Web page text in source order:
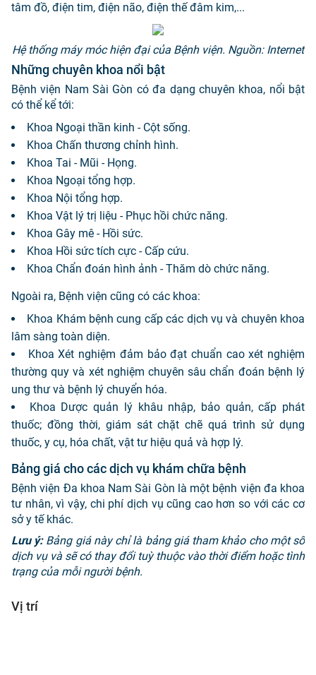
tâm đồ, điện tim, điện não, điện thế đâm kim,...
Hệ thống máy móc hiện đại của Bệnh viện. Nguồn: Internet
Những chuyên khoa nổi bật
Bệnh viện Nam Sài Gòn có đa dạng chuyên khoa, nổi bật
có thể kể tới:
Khoa Ngoại thần kinh - Cột sống.
Khoa Chấn thương chỉnh hình.
Khoa Tai - Mũi - Họng.
Khoa Ngoại tổng hợp.
Khoa Nội tổng hợp.
Khoa Vật lý trị liệu - Phục hồi chức năng.
Khoa Gây mê - Hồi sức.
Khoa Hồi sức tích cực - Cấp cứu.
Khoa Chẩn đoán hình ảnh - Thăm dò chức năng.
Ngoài ra, Bệnh viện cũng có các khoa:
Khoa Khám bệnh cung cấp các dịch vụ và chuyên khoa
lâm sàng toàn diện.
Khoa Xét nghiệm đảm bảo đạt chuẩn cao xét nghiệm
thường quy và xét nghiệm chuyên sâu chẩn đoán bệnh lý
ung thư và bệnh lý chuyển hóa.
Khoa Dược quản lý khâu nhập, bảo quản, cấp phát
thuốc; đồng thời, giám sát chặt chẽ quá trình sử dụng
thuốc, y cụ, hóa chất, vật tư hiệu quả và hợp lý.
Bảng giá cho các dịch vụ khám chữa bệnh
Bệnh viện Đa khoa Nam Sài Gòn là một bệnh viện đa khoa
tư nhân, vì vậy, chi phí dịch vụ cũng cao hơn so với các cơ
sở y tế khác.
Lưu ý: Bảng giá này chỉ là bảng giá tham khảo cho một số
dịch vụ và sẽ có thay đổi tuỳ thuộc vào thời điểm hoặc tình
trạng của mỗi người bệnh.
Vị trí